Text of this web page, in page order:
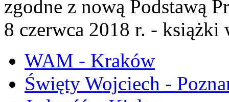
zgodne z nową Podstawą
8 czerwca 2018 r. -
WAM - Kraków
Święty Wojciech -